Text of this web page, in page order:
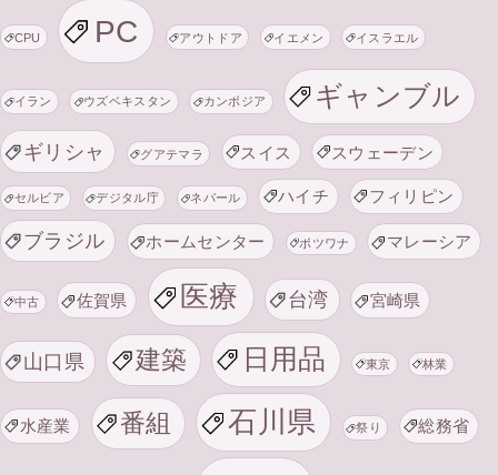
CPU PC アウトドア イエメン イスラエル
イラン ウズベキスタン カンボジア ギャンブル
ギリシャ グアテマラ スイス スウェーデン
セルビア デジタル庁 ネパール ハイチ フィリピン
ブラジル ホームセンター ボツワナ マレーシア
中古 佐賀県 医療 台湾 宮崎県
山口県 建築 日用品 東京 林業
水産業 番組 石川県 祭り 総務省